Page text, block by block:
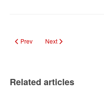
Previous article: How I upgraded
Prev Next article: Once
Next
Related articles